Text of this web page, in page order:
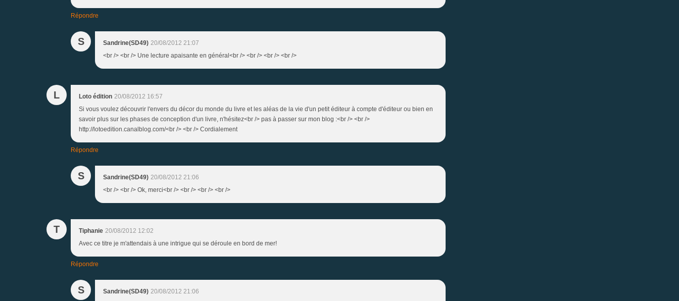
Répondre
S Sandrine(SD49) 20/08/2012 21:07
<br /> <br /> Une lecture apaisante en général<br /> <br /> <br /> <br />
L Loto édition 20/08/2012 16:57
Si vous voulez découvrir l'envers du décor du monde du livre et les aléas de la vie d'un petit éditeur à compte d'éditeur ou bien en
savoir plus sur les phases de conception d'un livre, n'hésitez<br /> pas à passer sur mon blog :<br /> <br />
http://lotoedition.canalblog.com/<br /> <br /> Cordialement
Répondre
S Sandrine(SD49) 20/08/2012 21:06
<br /> <br /> Ok, merci<br /> <br /> <br /> <br />
T Tiphanie 20/08/2012 12:02
Avec ce titre je m'attendais à une intrigue qui se déroule en bord de mer!
Répondre
S Sandrine(SD49) 20/08/2012 21:06